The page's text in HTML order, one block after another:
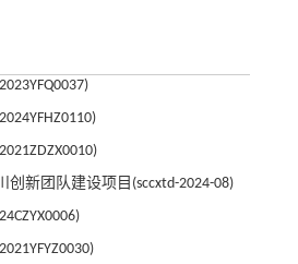
新团队建设项目(sccxtd-2024-08)